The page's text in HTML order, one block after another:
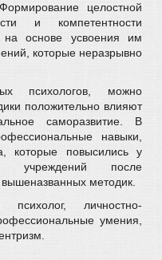
целостной
и компетентности
на основе усвоения им
которые неразрывно
психологов, можно
положительно влияют
саморазвитие. В
навыки,
которые повысились у
учреждений после
методик.
личностно-
умения,